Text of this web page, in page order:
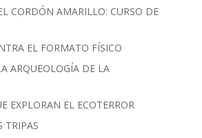
CORDÓN AMARILLO: CURSO DE
EL FORMATO FÍSICO
ARQUEOLOGÍA DE LA
EXPLORAN EL ECOTERROR
TRIPAS